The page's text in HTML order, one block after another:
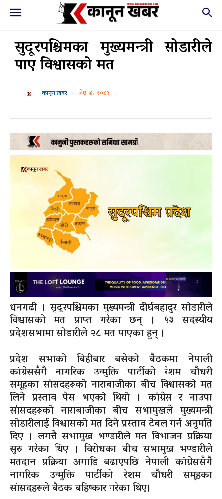
सुदूरपश्चिमका मुख्यमन्त्री सोडारीले
पाए विश्वासको मत
कानून खबर जेष्ठ ३, २०८१
धनगढी । सुदूरपश्चिमका मुख्यमन्त्री दीर्घबहादुर सोडारीले
विश्वासको मत प्राप्त गरेका छन् । ५३ सदस्यीय
प्रदेशसभामा सोडारीले २८ मत पाएका हुन् ।
प्रदेश सभाको बिहीबार बसेको बैठकमा नेपाली
कांग्रेससँगै नागरिक उन्मुक्ति पार्टीको रेशम चौधरी
समूहका सांसदहरूको नाराबाजीका बीच विश्वासको मत
लिने प्रस्ताव पेस भएको थियो । कांग्रेस र नाउपा
सांसदहरूको नाराबाजीका बीच सभामुखले मुख्यमन्त्री
सोडारीलाई विश्वासको मत दिने प्रस्ताव टेबल गर्न अनुमति
दिए । लगत्तै सभामुख भण्डारीले मत विभाजन प्रक्रिया
सुरु गरेका थिए । विरोधका बीच सभामुख भण्डारीले
मतदान प्रक्रिया अगाडि बढाएपछि नेपाली कांग्रेससँगै
नागरिक उन्मुक्ति पार्टीको रेशम चौधरी समूहका
सांसदहरूले बैठक बहिष्कार गरेका थिए।